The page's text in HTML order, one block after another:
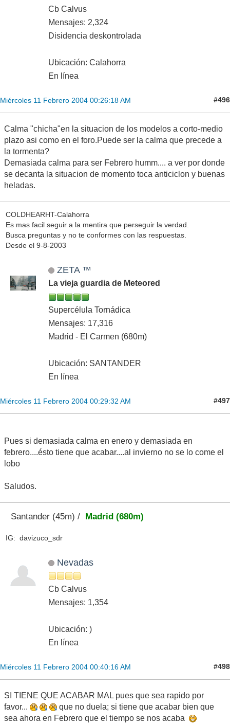
Cb Calvus
Mensajes: 2,324
Disidencia deskontrolada
Ubicación: Calahorra
En línea
Miércoles 11 Febrero 2004 00:26:18 AM #496
Calma "chicha"en la situacion de los modelos a corto-medio
plazo asi como en el foro.Puede ser la calma que precede a
la tormenta?
Demasiada calma para ser Febrero humm.... a ver por donde
se decanta la situacion de momento toca anticiclon y buenas
heladas.
COLDHEARHT-Calahorra
Es mas facil seguir a la mentira que perseguir la verdad.
Busca preguntas y no te conformes con las respuestas.
Desde el 9-8-2003
ZETA ™
La vieja guardia de Meteored
Supercélula Tornádica
Mensajes: 17,316
Madrid - El Carmen (680m)
Ubicación: SANTANDER
En línea
Miércoles 11 Febrero 2004 00:29:32 AM #497
Pues si demasiada calma en enero y demasiada en
febrero....ésto tiene que acabar....al invierno no se lo come el
lobo
Saludos.
Santander (45m) / Madrid (680m)
IG: davizuco_sdr
Nevadas
Cb Calvus
Mensajes: 1,354
Ubicación: )
En línea
Miércoles 11 Febrero 2004 00:40:16 AM #498
SI TIENE QUE ACABAR MAL pues que sea rapido por
favor...
que no duela; si tiene que acabar bien que
sea ahora en Febrero que el tiempo se nos acaba